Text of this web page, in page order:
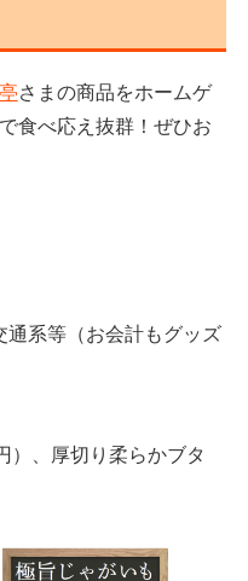
さまの商品をホームゲ
食べ応え抜群！ぜひお
系等（お会計もグッズ
）、厚切り柔らかブタ